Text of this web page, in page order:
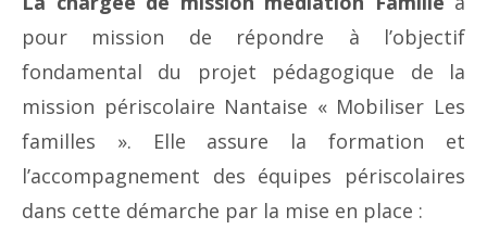
pour mission de répondre à l’objectif
fondamental du projet pédagogique de la
mission périscolaire Nantaise « Mobiliser Les
familles ». Elle assure la formation et
l’accompagnement des équipes périscolaires
dans cette démarche par la mise en place :